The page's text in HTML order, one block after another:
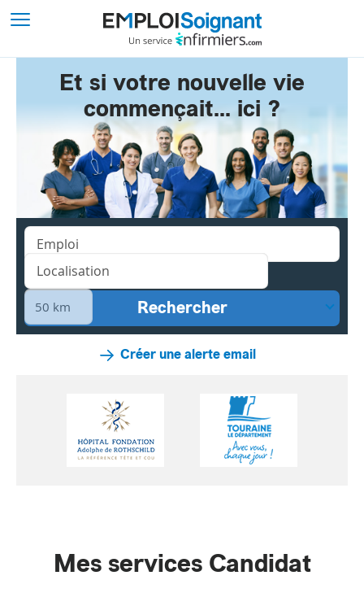
Et si votre nouvelle vie
commençait... ici ?
Créer une alerte email
Mes services Candidat